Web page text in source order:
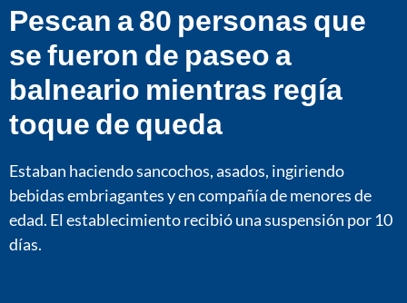
Pescan a 80 personas que
se fueron de paseo a
balneario mientras regía
toque de queda
Estaban haciendo sancochos, asados, ingiriendo
bebidas embriagantes y en compañía de menores de
edad. El establecimiento recibió una suspensión por 10
días.